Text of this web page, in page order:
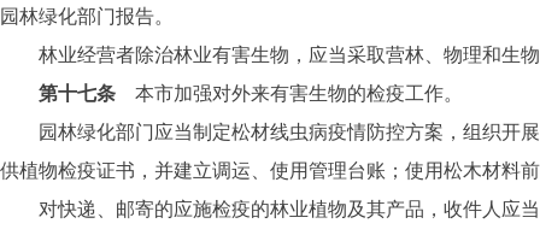
园林绿化部门报告。
林业经营者除治林业有害生物，应当采取营林、物理和生
第十七条 本市加强对外来有害生物的检疫工作。
园林绿化部门应当制定松材线虫病疫情防控方案，组织开展
供植物检疫证书，并建立调运、使用管理台账；使用松木材料
对快递、邮寄的应施检疫的林业植物及其产品，收件人应当